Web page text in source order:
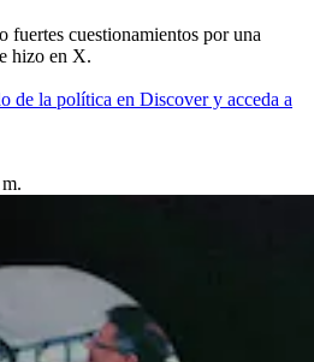
fuertes cuestionamientos por una
hizo en X.
de la política en Discover y acceda a